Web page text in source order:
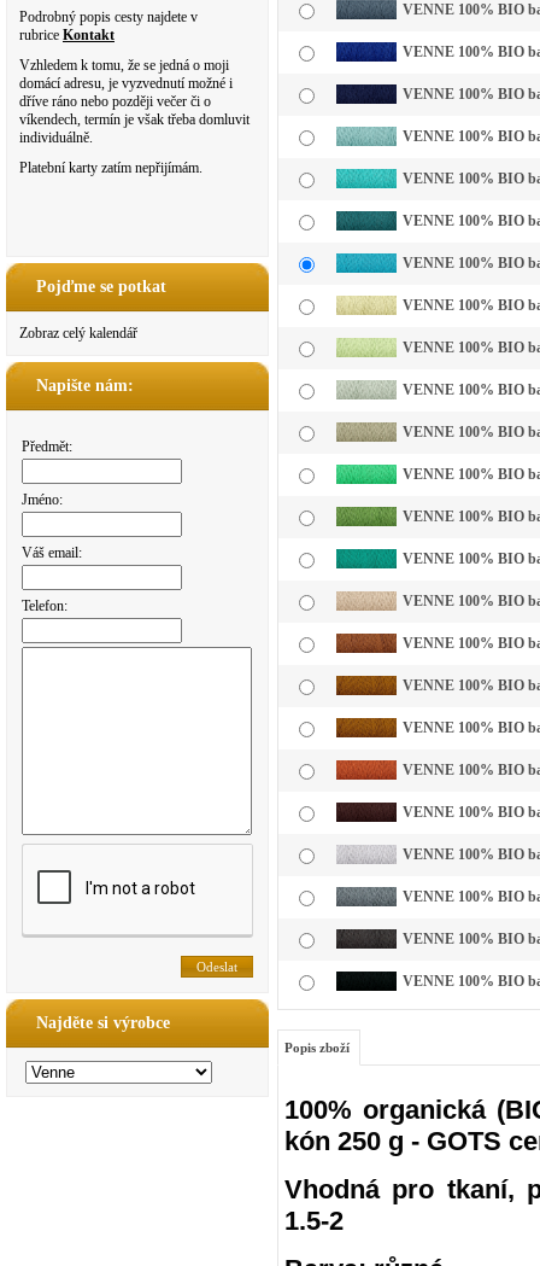
Podrobný popis cesty najdete v
rubrice Kontakt
Vzhledem k tomu, že se jedná o moji
domácí adresu, je vyzvednutí možné i
dříve ráno nebo později večer či o
víkendech, termín je však třeba domluvit
individuálně.
Platební karty zatím nepřijímám.
Pojďme se potkat
Zobraz celý kalendář
Napište nám:
Předmět:
Jméno:
Váš email:
Telefon:
Najděte si výrobce
VENNE 100% BIO
VENNE 100% BIO
VENNE 100% BIO
VENNE 100% BIO
VENNE 100% BIO
VENNE 100% BIO
VENNE 100% BIO
VENNE 100% BIO
VENNE 100% BIO
VENNE 100% BIO
VENNE 100% BIO
VENNE 100% BIO
VENNE 100% BIO
VENNE 100% BIO
VENNE 100% BIO
VENNE 100% BIO
VENNE 100% BIO
VENNE 100% BIO
VENNE 100% BIO
VENNE 100% BIO
VENNE 100% BIO
VENNE 100% BIO
VENNE 100% BIO
VENNE 100% BIO
Popis zboží
100% organická
kón 250 g - GOTS
Vhodná pro tkaní,
1.5-2